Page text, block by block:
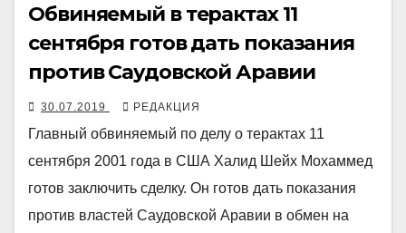
Обвиняемый в терактах 11
сентября готов дать показания
против Саудовской Аравии
30.07.2019 РЕДАКЦИЯ
Главный обвиняемый по делу о терактах 11
сентября 2001 года в США Халид Шейх Мохаммед
готов заключить сделку. Он готов дать показания
против властей Саудовской Аравии в обмен на